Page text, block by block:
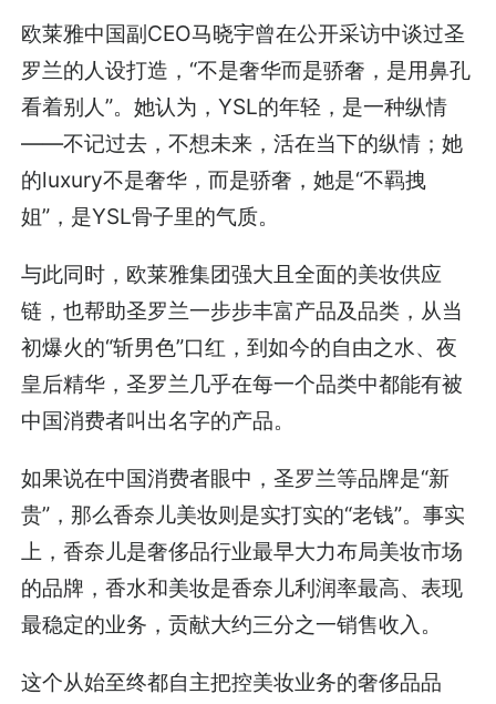
欧莱雅中国副CEO马晓宇曾在公开采访中谈过圣
罗兰的人设打造，“不是奢华而是骄奢，是用鼻孔
看着别人”。她认为，YSL的年轻，是一种纵情
——不记过去，不想未来，活在当下的纵情；她
的luxury不是奢华，而是骄奢，她是“不羁拽
姐”，是YSL骨子里的气质。
与此同时，欧莱雅集团强大且全面的美妆供应
链，也帮助圣罗兰一步步丰富产品及品类，从当
初爆火的“斩男色”口红，到如今的自由之水、夜
皇后精华，圣罗兰几乎在每一个品类中都能有被
中国消费者叫出名字的产品。
如果说在中国消费者眼中，圣罗兰等品牌是“新
贵”，那么香奈儿美妆则是实打实的“老钱”。事实
上，香奈儿是奢侈品行业最早大力布局美妆市场
的品牌，香水和美妆是香奈儿利润率最高、表现
最稳定的业务，贡献大约三分之一销售收入。
这个从始至终都自主把控美妆业务的奢侈品品